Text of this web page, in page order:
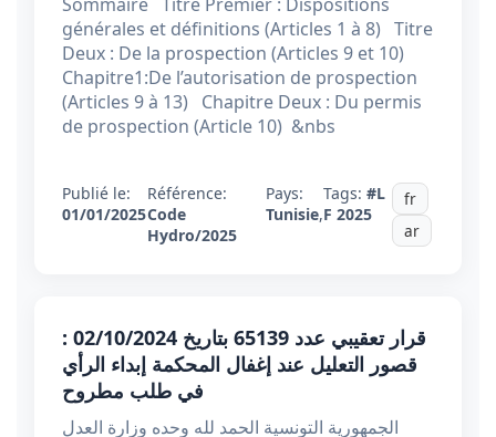
générales et définitions (Articles 1 à 8) Titre
Deux : De la prospection (Articles 9 et 10)
Chapitre1:De l’autorisation de prospection
(Articles 9 à 13) Chapitre Deux : Du permis
de prospection (Article 10) &nbs
Publié le:
01/01/2025
Référence:
Code
Hydro/2025
Pays:
Tunisie,
Tags: #L
F 2025
fr
ar
قرار تعقيبي عدد 65139 بتاريخ 02/10/2024 :
قصور التعليل عند إغفال المحكمة إبداء الرأي
في طلب مطروح
الجمهورية التونسية الحمد لله وحده وزارة العدل